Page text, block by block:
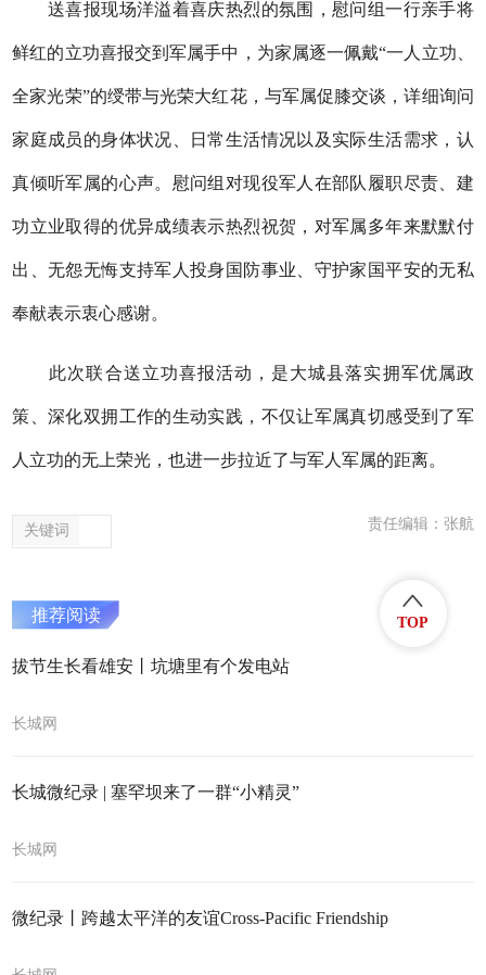
送喜报现场洋溢着喜庆热烈的氛围，慰问组一行亲手将
鲜红的立功喜报交到军属手中，为家属逐一佩戴“一人立功、
全家光荣”的绶带与光荣大红花，与军属促膝交谈，详细询问
家庭成员的身体状况、日常生活情况以及实际生活需求，认
真倾听军属的心声。慰问组对现役军人在部队履职尽责、建
功立业取得的优异成绩表示热烈祝贺，对军属多年来默默付
出、无怨无悔支持军人投身国防事业、守护家国平安的无私
奉献表示衷心感谢。
此次联合送立功喜报活动，是大城县落实拥军优属政
策、深化双拥工作的生动实践，不仅让军属真切感受到了军
人立功的无上荣光，也进一步拉近了与军人军属的距离。
关键词 责任编辑：张航
推荐阅读
拔节生长看雄安丨坑塘里有个发电站
长城网
长城微纪录 | 塞罕坝来了一群“小精灵”
长城网
微纪录丨跨越太平洋的友谊Cross-Pacific Friendship
TOP